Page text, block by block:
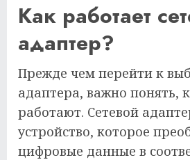
Как работает
адаптер?
Прежде чем перейти к
адаптера, важно понять,
работают. Сетевой
устройство, которое
цифровые данные в